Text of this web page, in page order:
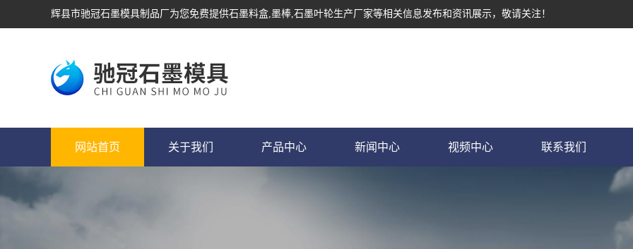
辉县市驰冠石墨模具制品厂为您免费提供石墨料盒,墨棒,石墨叶轮生产厂家等相关信息发布和资讯展示，敬请关注！
网站首页 关于我们 产品中心 新闻中心 视频中心 联系我们